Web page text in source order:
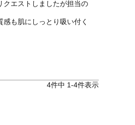
クエストしましたが担当の
も肌にしっとり吸い付く
4件中 1-4件表示